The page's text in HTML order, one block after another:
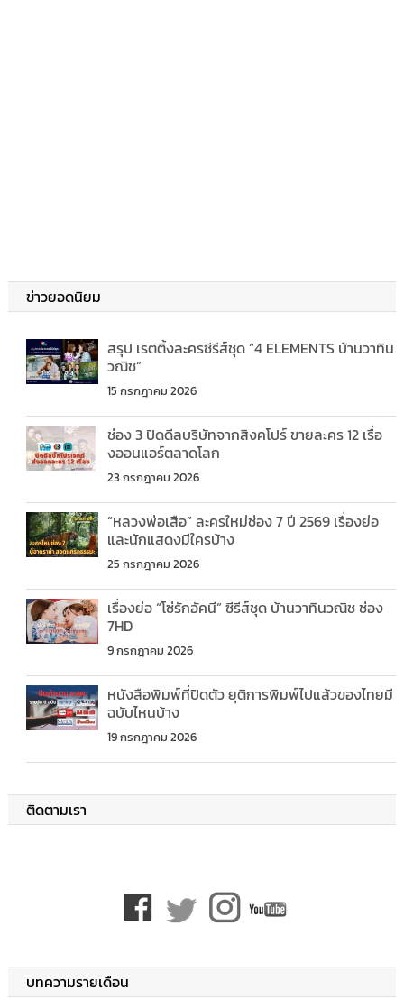
ข่าวยอดนิยม
สรุป เรตติ้งละครซีรีส์ชุด “4 ELEMENTS บ้านวาทิน
วณิช”
15 กรกฎาคม 2026
ช่อง 3 ปิดดีลบริษัทจากสิงคโปร์ ขายละคร 12 เรื่อ
งออนแอร์ตลาดโลก
23 กรกฎาคม 2026
“หลวงพ่อเสือ” ละครใหม่ช่อง 7 ปี 2569 เรื่องย่อ
และนักแสดงมีใครบ้าง
25 กรกฎาคม 2026
เรื่องย่อ “โซ่รักอัคนี” ซีรีส์ชุด บ้านวาทินวณิช ช่อง
7HD
9 กรกฎาคม 2026
หนังสือพิมพ์ที่ปิดตัว ยุติการพิมพ์ไปแล้วของไทยมี
ฉบับไหนบ้าง
19 กรกฎาคม 2026
ติดตามเรา
บทความรายเดือน